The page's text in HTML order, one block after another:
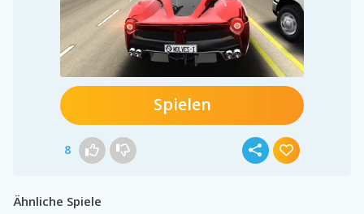
Spielen
8
Ähnliche Spiele